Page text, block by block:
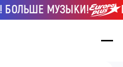
МУЗЫКИ!